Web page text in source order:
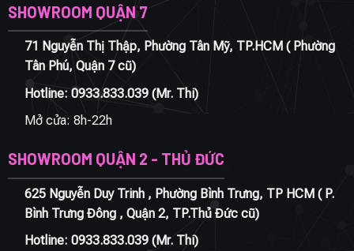
SHOWROOM QUẬN 7
71 Nguyễn Thị Thập, Phường Tân Mỹ, TP.HCM ( Phường
Tân Phú, Quận 7 cũ)
Hotline: 0933.833.039(Mr. Thi)
Mở cửa: 8h-22h
SHOWROOM QUẬN 2 - THỦ ĐỨC
625 Nguyễn Duy Trinh , Phường Bình Trưng, TP HCM ( P.
Bình Trưng Đông , Quận 2, TP.Thủ Đức cũ)
Hotline: 0933.833.039(Mr. Thi)